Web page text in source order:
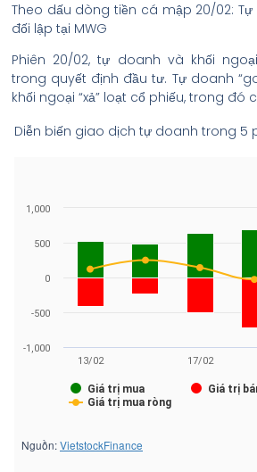
Theo dấu dòng tiền cá mập 20/02:
đối lập tại MWG
Phiên 20/02, tự doanh và khối
trong quyết định đầu tư. Tự doanh
khối ngoại “xả” loạt cổ phiếu, trong đó
Diễn biến giao dịch tự doanh trong 5